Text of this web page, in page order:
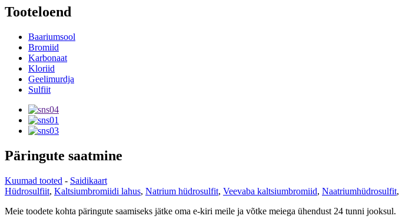
Tooteloend
Baariumsool
Bromiid
Karbonaat
Kloriid
Geelimurdja
Sulfiit
Päringute saatmine
Kuumad tooted - Saidikaart
Hüdrosulfiit, Kaltsiumbromiidi lahus, Natrium hüdrosulfit, Veevaba kaltsiumbromiid, Naatriumhüdrosulfit,
Meie toodete kohta päringute saamiseks jätke oma e-kiri meile ja võtke meiega ühendust 24 tunni jooksul.